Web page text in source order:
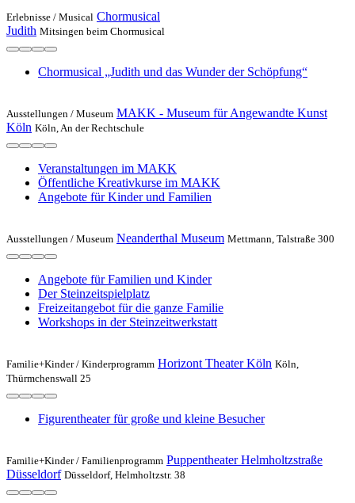
Erlebnisse / Musical Chormusical
Judith Mitsingen beim Chormusical
Chormusical „Judith und das Wunder der Schöpfung“
Ausstellungen / Museum MAKK - Museum für Angewandte Kunst
Köln Köln, An der Rechtschule
Veranstaltungen im MAKK
Öffentliche Kreativkurse im MAKK
Angebote für Kinder und Familien
Ausstellungen / Museum Neanderthal Museum Mettmann, Talstraße 300
Angebote für Familien und Kinder
Der Steinzeitspielplatz
Freizeitangebot für die ganze Familie
Workshops in der Steinzeitwerkstatt
Familie+Kinder / Kinderprogramm Horizont Theater Köln Köln,
Thürmchenswall 25
Figurentheater für große und kleine Besucher
Familie+Kinder / Familienprogramm Puppentheater Helmholtzstraße
Düsseldorf Düsseldorf, Helmholtzstr. 38